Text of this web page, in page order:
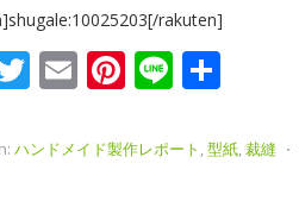
rakuten]
T
itt
E
ai
Pi
er
Li
e
ハンドメイド製作レポート ,型紙,裁縫 ⋅